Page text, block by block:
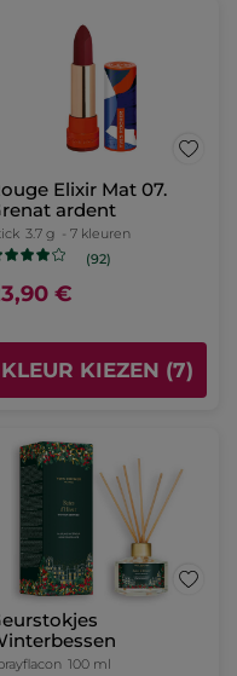
Elixir Mat 07.
ardent
3.7 g - 7 kleuren
(92)
€
KLEUR KIEZEN (7)
100 ml